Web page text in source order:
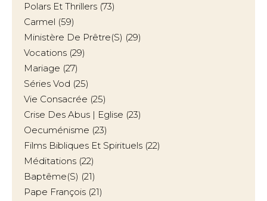
Polars Et Thrillers (73)
Carmel (59)
Ministère De Prêtre(s) (29)
Vocations (29)
Mariage (27)
Séries Vod (25)
Vie Consacrée (25)
Crise Des Abus | Eglise (23)
Oecuménisme (23)
Films Bibliques Et Spirituels (22)
Méditations (22)
Baptême(s) (21)
Pape François (21)